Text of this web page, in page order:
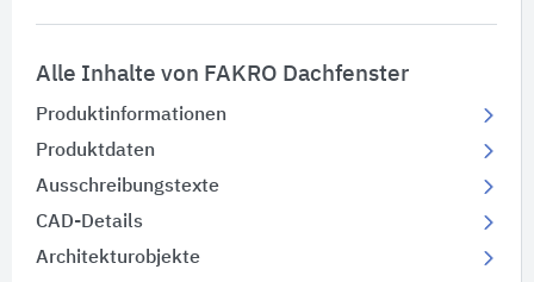
Alle Inhalte von FAKRO Dachfenster
Produktinformationen
Produktdaten
Ausschreibungstexte
CAD-Details
Architekturobjekte